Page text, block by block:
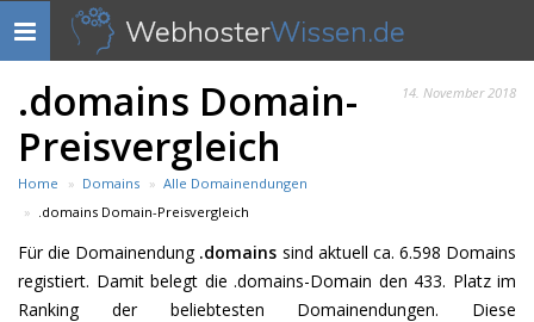
Navigation
anzeigen
WebhosterWissen.de
14. November 2018
.domains Domain-
Preisvergleich
Home Domains
Alle Domainendungen
.domains Domain-Preisvergleich
Für die Domainendung .domains sind aktuell ca. 6.598 Domains
registiert. Damit belegt die .domains-Domain den 433. Platz im
Ranking der beliebtesten Domainendungen. Diese